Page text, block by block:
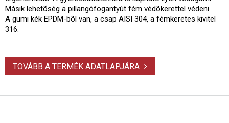
Másik lehetõség a pillangófogantyút fém védõkerettel védeni.
A gumi kék EPDM-bõl van, a csap AISI 304, a fémkeretes kivitel
316.
TOVÁBB A TERMÉK ADATLAPJÁRA